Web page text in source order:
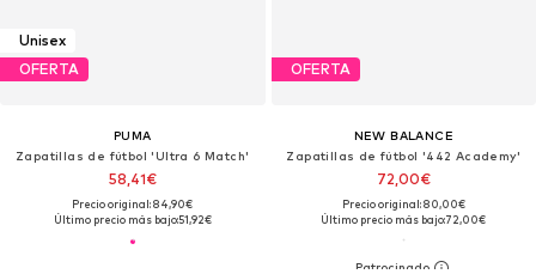
Unisex
OFERTA
PUMA
Zapatillas de fútbol 'Ultra 6 Match'
58,41€
Precio original: 84,90€
Último precio más bajo:51,92€
OFERTA
NEW BALANCE
Zapatillas de fútbol '442 Academy'
72,00€
Precio original: 80,00€
Último precio más bajo:72,00€